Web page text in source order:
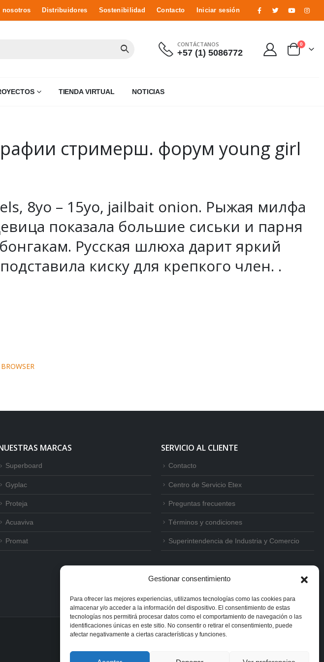
Gestionar consentimiento
Para ofrecer las mejores experiencias, utilizamos tecnologías como las cookies para
almacenar y/o acceder a la información del dispositivo. El consentimiento de estas
tecnologías nos permitirá procesar datos como el comportamiento de navegación o las
identificaciones únicas en este sitio. No consentir o retirar el consentimiento, puede
afectar negativamente a ciertas características y funciones.
nosotros Distribuidores Sostenibilidad Contacto Iniciar sesión
CONTÁCTANOS
+57 (1) 5086772
0
TIENDA VIRTUAL NOTICIAS
стримерш. форум young girl
8yo – 15yo, jailbait onion. Рыжая милфа
показала большие сиськи и парня
Русская шлюха дарит яркий
киску для крепкого член. .
MARCAS
Superboard
Gyplac
Proteja
Acuaviva
Promat
SERVICIO AL CLIENTE
Contacto
Centro de Servicio Etex
Preguntas frecuentes
Términos y condiciones
Superintendencia de Industria y Comercio